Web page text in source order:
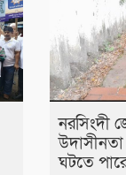
নরসিংদী
ঘটতে